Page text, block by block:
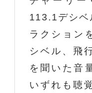
113.1デシベ
ラクション
シベル、飛
を聞いた音
いずれも聴